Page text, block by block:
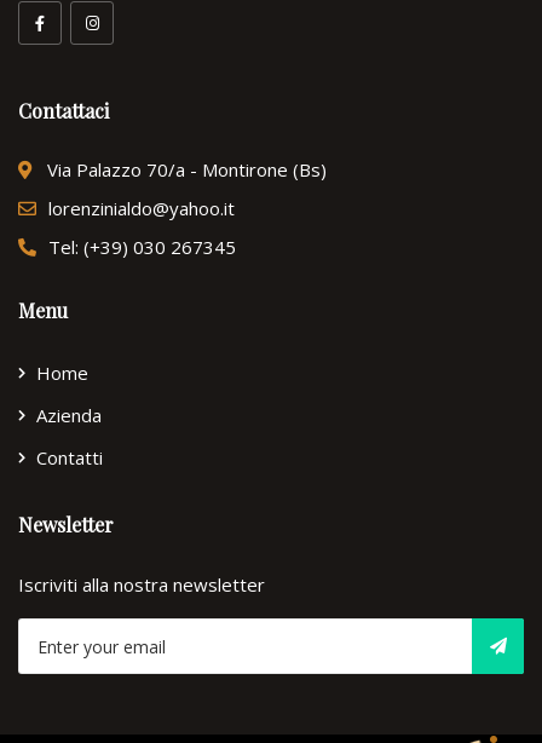
Contattaci
Via Palazzo 70/a - Montirone (Bs)
lorenzinialdo@yahoo.it
Tel: (+39) 030 267345
Menu
Home
Azienda
Contatti
Newsletter
Iscriviti alla nostra newsletter